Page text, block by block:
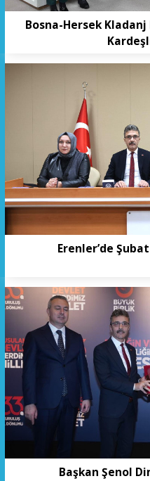
Bosna-Hersek Kladanj
Erenler’de
Başkan Şenol